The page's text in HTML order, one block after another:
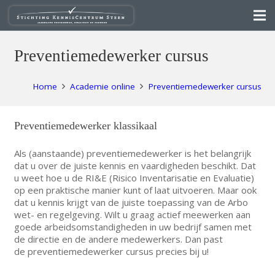
Preventiemedewerker cursus
Home Academie online Preventiemedewerker cursus
Preventiemedewerker klassikaal
Als (aanstaande) preventiemedewerker is het belangrijk
dat u over de juiste kennis en vaardigheden beschikt. Dat
u weet hoe u de RI&E (Risico Inventarisatie en Evaluatie)
op een praktische manier kunt of laat uitvoeren. Maar ook
dat u kennis krijgt van de juiste toepassing van de Arbo
wet- en regelgeving. Wilt u graag actief meewerken aan
goede arbeidsomstandigheden in uw bedrijf samen met
de directie en de andere medewerkers. Dan past
de preventiemedewerker cursus precies bij u!